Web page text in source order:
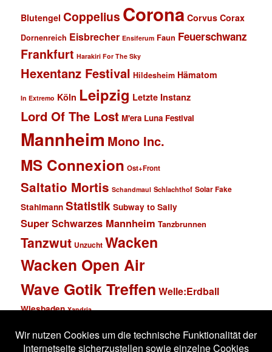
Blutengel Coppelius Corona Corvus Corax
Dornenreich Eisbrecher Ensiferum Faun Feuerschwanz
Frankfurt Harakiri For The Sky
Hexentanz Festival Hildesheim Hämatom
In Extremo Köln Leipzig Letzte Instanz
Lord Of The Lost M'era Luna Festival
Mannheim Mono Inc.
MS Connexion Ost+Front
Saltatio Mortis Schandmaul Schlachthof Solar Fake
Stahlmann Statistik Subway to Sally
Super Schwarzes Mannheim Tanzbrunnen
Tanzwut Unzucht Wacken
Wacken Open Air
Wave Gotik Treffen Welle:Erdball
Wiesbaden Xandria